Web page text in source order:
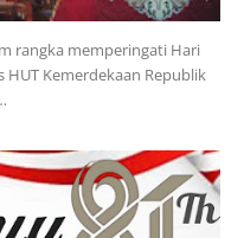
rangka memperingati Hari
HUT Kemerdekaan Republik